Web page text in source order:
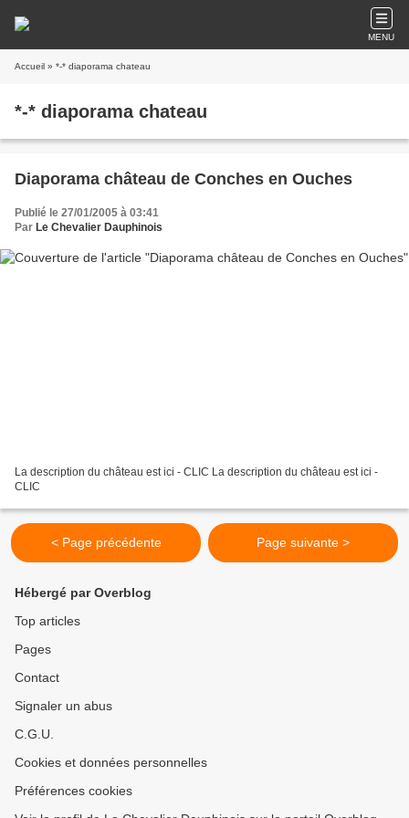
MENU
Accueil » *-* diaporama chateau
*-* diaporama chateau
Diaporama château de Conches en Ouches
Publié le 27/01/2005 à 03:41
Par Le Chevalier Dauphinois
La description du château est ici - CLIC La description du château est ici -
CLIC
< Page précédente Page suivante >
Hébergé par Overblog
Top articles
Pages
Contact
Signaler un abus
C.G.U.
Cookies et données personnelles
Préférences cookies